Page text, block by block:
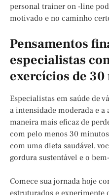
personal trainer on -line
motivado e no caminho
Pensamentos
especialistas
exercícios de
Especialistas em saúde de
a intensidade moderada e
maneira mais eficaz de
com pelo menos 30
com uma dieta saudável,
gordura sustentável e o
Comece sua jornada hoje
estruturados e experimente